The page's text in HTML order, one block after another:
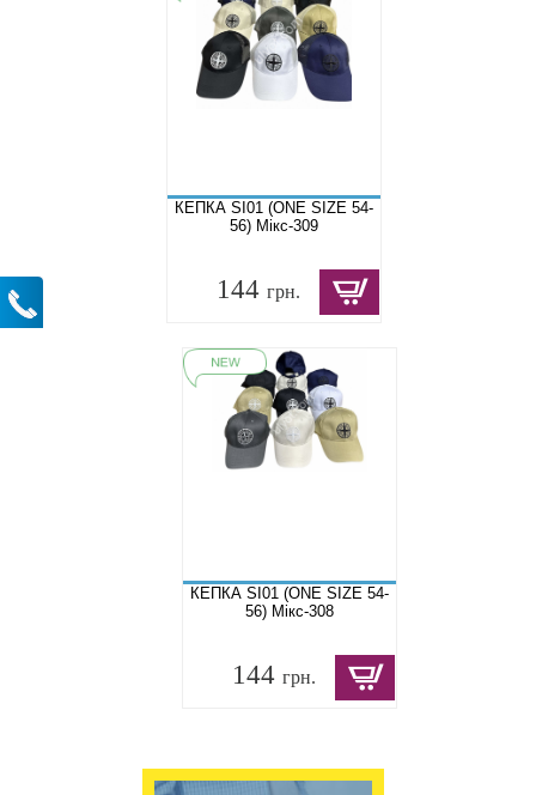
КЕПКА SI01 (ONE SIZE 54-
56) Мікс-309
144 грн.
КЕПКА SI01 (ONE SIZE 54-
56) Мікс-308
144 грн.